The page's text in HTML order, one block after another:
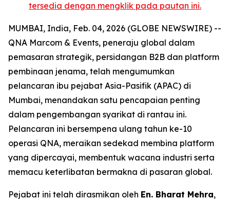
tersedia dengan mengklik pada pautan ini.
MUMBAI, India, Feb. 04, 2026 (GLOBE NEWSWIRE) --
QNA Marcom & Events, peneraju global dalam
pemasaran strategik, persidangan B2B dan platform
pembinaan jenama, telah mengumumkan
pelancaran ibu pejabat Asia-Pasifik (APAC) di
Mumbai, menandakan satu pencapaian penting
dalam pengembangan syarikat di rantau ini.
Pelancaran ini bersempena ulang tahun ke-10
operasi QNA, meraikan sedekad membina platform
yang dipercayai, membentuk wacana industri serta
memacu keterlibatan bermakna di pasaran global.
Pejabat ini telah dirasmikan oleh En. Bharat Mehra,